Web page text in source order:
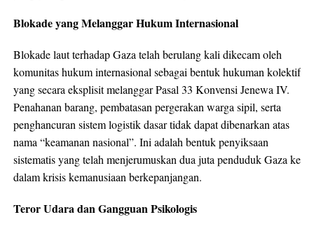
Blokade yang Melanggar Hukum Internasional
Blokade laut terhadap Gaza telah berulang kali dikecam oleh
komunitas hukum internasional sebagai bentuk hukuman kolektif
yang secara eksplisit melanggar Pasal 33 Konvensi Jenewa IV.
Penahanan barang, pembatasan pergerakan warga sipil, serta
penghancuran sistem logistik dasar tidak dapat dibenarkan atas
nama “keamanan nasional”. Ini adalah bentuk penyiksaan
sistematis yang telah menjerumuskan dua juta penduduk Gaza ke
dalam krisis kemanusiaan berkepanjangan.
Teror Udara dan Gangguan Psikologis